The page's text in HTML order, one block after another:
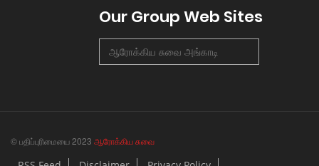
Our Group Web Sites
ஆரோக்கிய சுவை அங்காடி
© பதிப்புரிமையை 2023 ஆரோக்கிய சுவை